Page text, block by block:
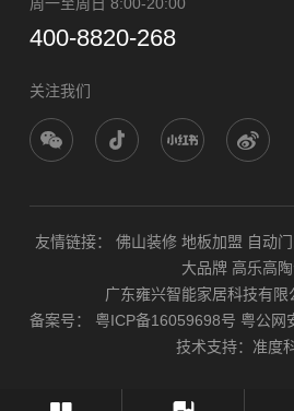
400-8820-268
关注我们
友情链接： 佛山装修 地板加盟 自动门
大品牌 高乐高
广东雍兴智能家居科技有限
备案号： 粤ICP备16059698号 粤公网
技术支持： 准度